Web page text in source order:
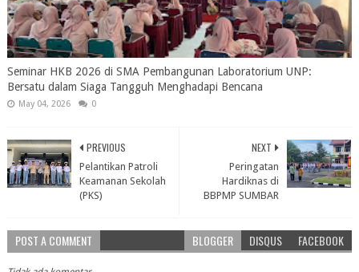
Seminar HKB 2026 di SMA Pembangunan Laboratorium UNP:
Bersatu dalam Siaga Tangguh Menghadapi Bencana
May 04, 2026 0
NEXT
Peringatan
Hardiknas di
BBPMP SUMBAR
PREVIOUS
Pelantikan Patroli
Keamanan Sekolah
(PKS)
POST A COMMENT BLOGGER DISQUS FACEBOOK